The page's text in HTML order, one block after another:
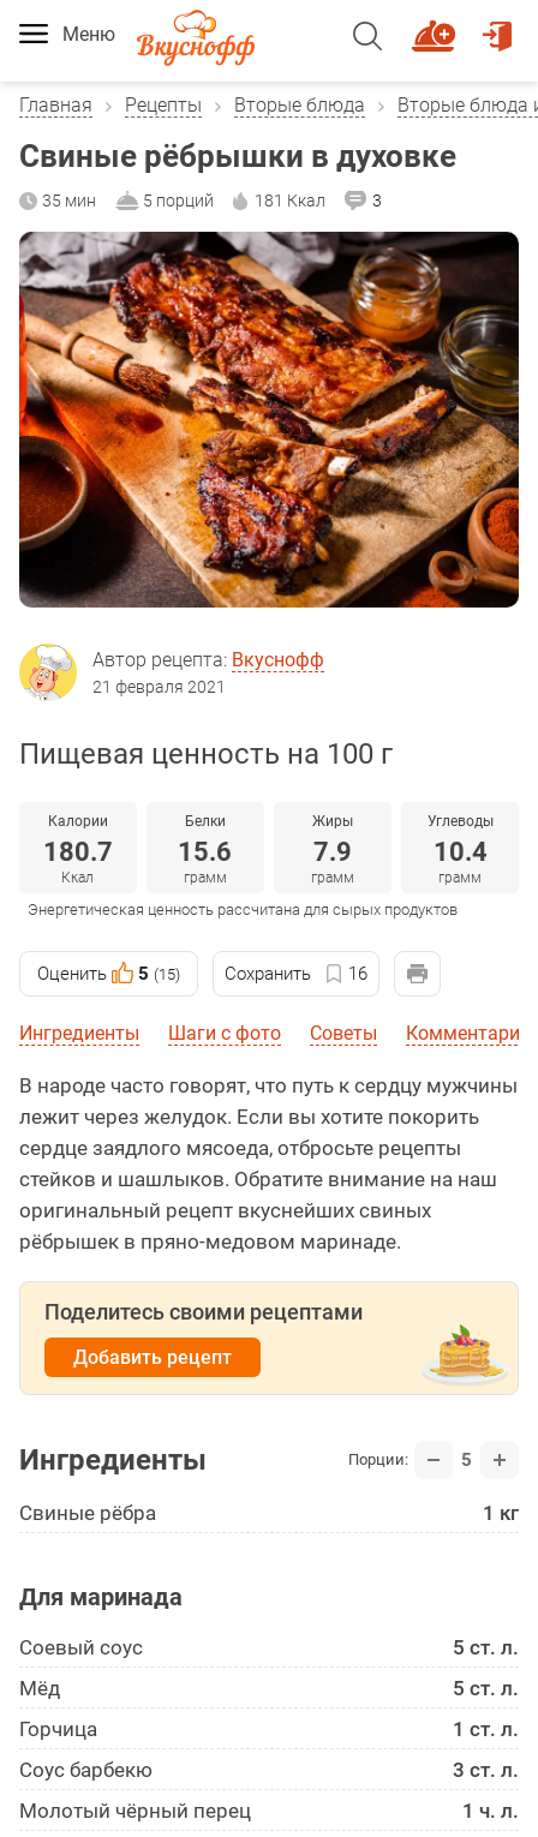
Меню
Главная Рецепты Вторые блюда Вторые блюда
Свиные рёбрышки в духовке
35 мин 5 порций 181 Ккал 3
Автор рецепта: Вкуснофф
21 февраля 2021
Пищевая ценность на 100 г
Калории
180.7
Ккал
Белки
15.6
грамм
Жиры
7.9
грамм
Углеводы
10.4
грамм
Энергетическая ценность рассчитана для сырых продуктов
Оценить 5 (15) Сохранить 16
Ингредиенты Шаги с фото Советы Комментарии
В народе часто говорят, что путь к сердцу мужчины
лежит через желудок. Если вы хотите покорить
сердце заядлого мясоеда, отбросьте рецепты
стейков и шашлыков. Обратите внимание на наш
оригинальный рецепт вкуснейших свиных
рёбрышек в пряно-медовом маринаде.
Поделитесь своими рецептами
Добавить рецепт
Ингредиенты Порции: 5
Свиные рёбра 1 кг
Для маринада
Соевый соус
5 ст. л.
Мёд
5 ст. л.
Горчица
1 ст. л.
Соус барбекю
3 ст. л.
Молотый чёрный перец
1 ч. л.